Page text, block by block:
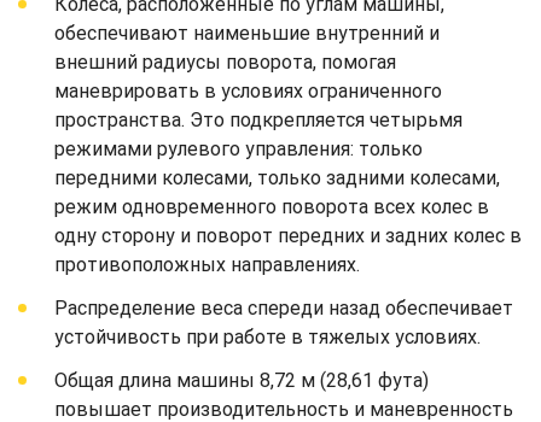
обеспечивают наименьшие внутренний и
внешний радиусы поворота, помогая
маневрировать в условиях ограниченного
пространства. Это подкрепляется четырьмя
режимами рулевого управления: только
передними колесами, только задними колесами,
режим одновременного поворота всех колес в
одну сторону и поворот передних и задних колес в
противоположных направлениях.
Распределение веса спереди назад обеспечивает
устойчивость при работе в тяжелых условиях.
Общая длина машины 8,72 м (28,61 фута)
повышает производительность и маневренность